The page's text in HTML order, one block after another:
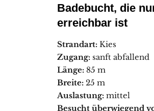
Badebucht, die
erreichbar ist
Strandart: Kies
Zugang: sanft abfallend
Länge: 85 m
Breite: 25 m
Auslastung: mittel
Besucht überwiegend